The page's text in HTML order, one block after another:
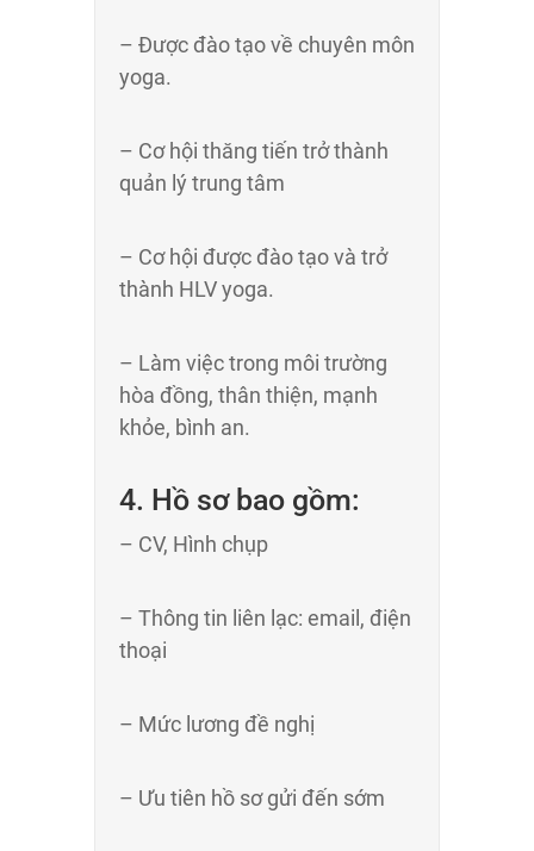
– Được đào tạo về chuyên môn
yoga.
– Cơ hội thăng tiến trở thành
quản lý trung tâm
– Cơ hội được đào tạo và trở
thành HLV yoga.
– Làm việc trong môi trường
hòa đồng, thân thiện, mạnh
khỏe, bình an.
4. Hồ sơ bao gồm:
– CV, Hình chụp
– Thông tin liên lạc: email, điện
thoại
– Mức lương đề nghị
– Ưu tiên hồ sơ gửi đến sớm